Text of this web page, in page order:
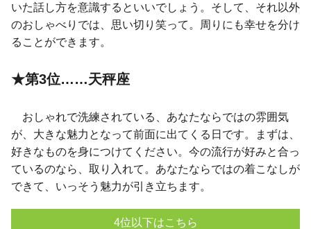
いた話し方を意識するといいでしょう。そして、それ以外
のおしゃべりでは、思い切り笑って。周りにも幸せを分け
ることができます。
★第3位……天秤座
おしゃれで洗練されている、あなたならではの雰囲気
が、大きな魅力となって前面に出てくる日です。まずは、
好きなものを身につけてください。今の流行が好みと合っ
ているのなら、取り入れて。あなたならではの着こなしが
できて、いっそう魅力が引き立ちます。
4位以下はこちら